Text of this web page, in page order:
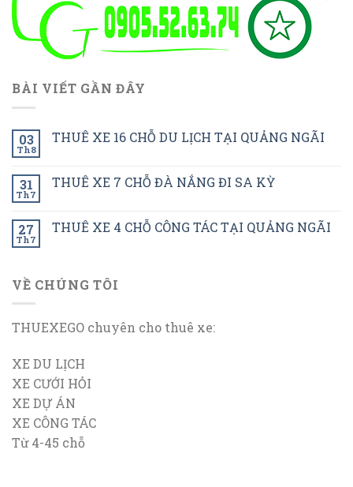
BÀI VIẾT GẦN ĐÂY
03
Th8
THUÊ XE 16 CHỖ DU LỊCH TẠI QUẢNG NGÃI
31
Th7
THUÊ XE 7 CHỖ ĐÀ NẮNG ĐI SA KỲ
27
Th7
THUÊ XE 4 CHỖ CÔNG TÁC TẠI QUẢNG NGÃI
VỀ CHÚNG TÔI
THUEXEGO chuyên cho thuê xe:
XE DU LỊCH
XE CƯỚI HỎI
XE DỰ ÁN
XE CÔNG TÁC
Từ 4-45 chỗ